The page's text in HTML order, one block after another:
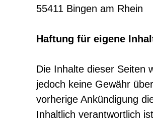
55411 Bingen am Rhein
Haftung für eigene
Die Inhalte dieser Seiten
jedoch keine Gewähr
vorherige Ankündigung
Inhaltlich verantwortlich